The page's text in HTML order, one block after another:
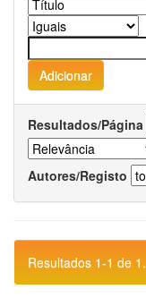
Resultados/Página
Autores/Registo
Resultados 1-1 de 1.